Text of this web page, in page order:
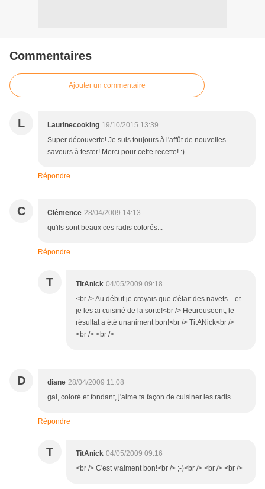
Commentaires
Ajouter un commentaire
L Laurinecooking 19/10/2015 13:39
Super découverte! Je suis toujours à l'affût de nouvelles
saveurs à tester! Merci pour cette recette! :)
Répondre
C Clémence 28/04/2009 14:13
qu'ils sont beaux ces radis colorés...
Répondre
T TitAnick 04/05/2009 09:18
<br /> Au début je croyais que c'était des navets... et
je les ai cuisiné de la sorte!<br /> Heureuseent, le
résultat a été unaniment bon!<br /> TitANick<br />
<br /> <br />
D diane 28/04/2009 11:08
gai, coloré et fondant, j'aime ta façon de cuisiner les radis
Répondre
T TitAnick 04/05/2009 09:16
<br /> C'est vraiment bon!<br /> ;-)<br /> <br /> <br />